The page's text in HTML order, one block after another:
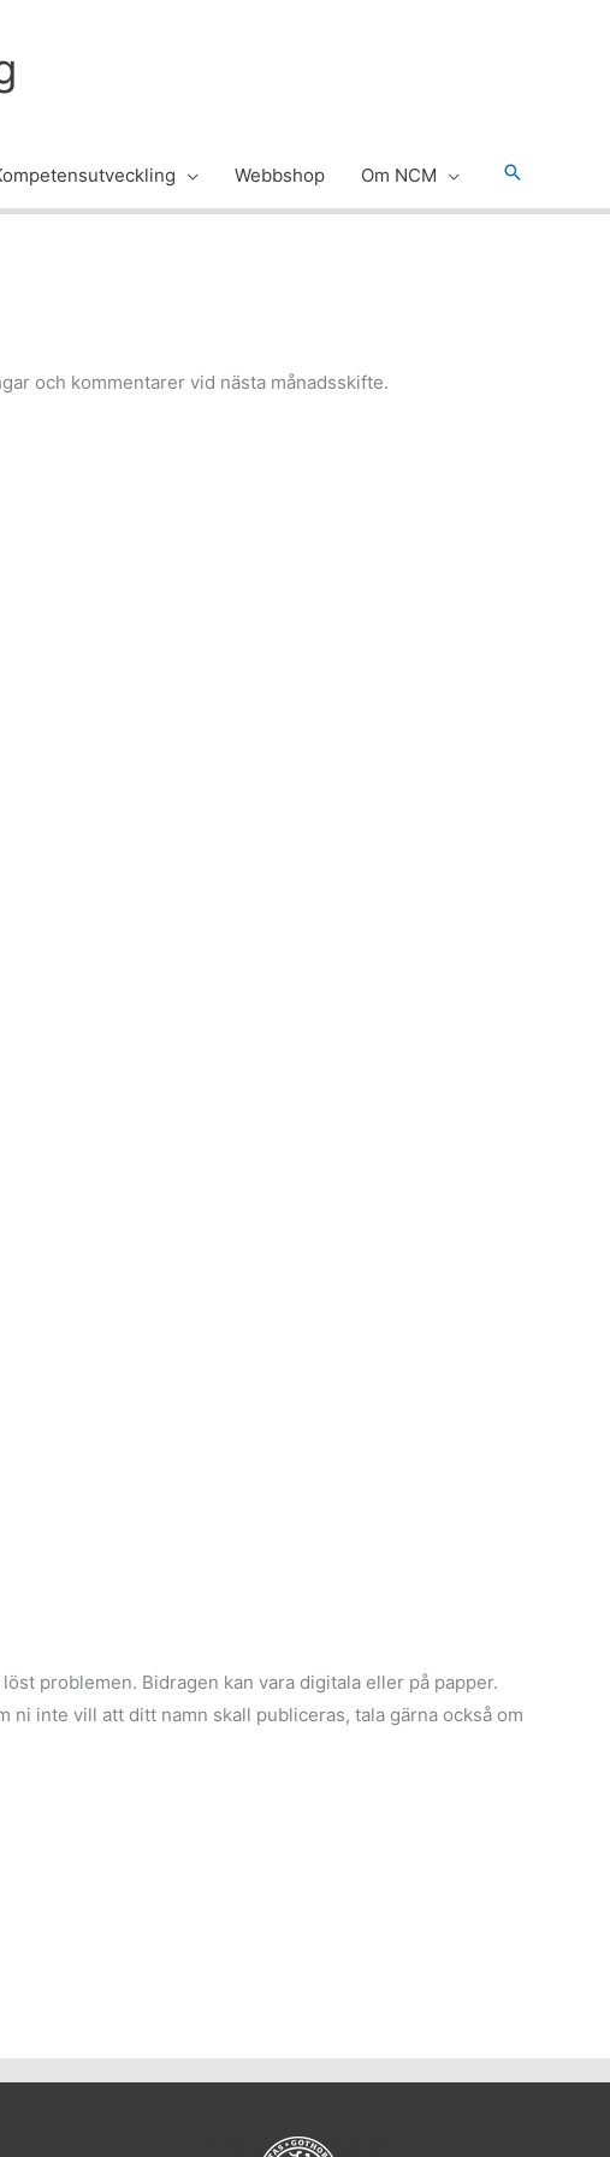
Webbshop Om NCM Sök
och kommentarer vid nästa månadsskifte.
problemen. Bidragen kan vara digitala eller på papper.
inte vill att ditt namn skall publiceras, tala gärna också om